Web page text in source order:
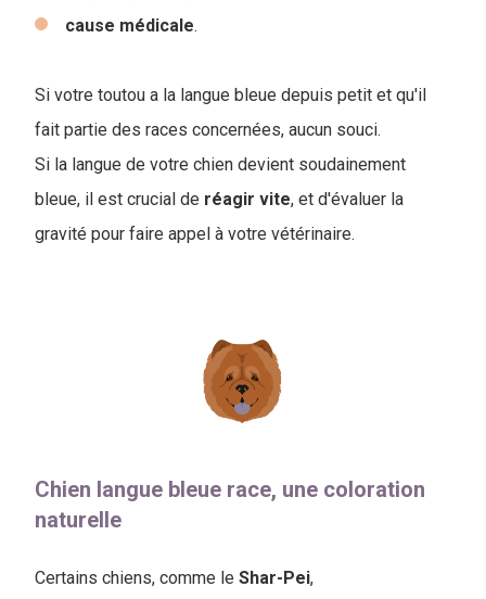
cause médicale.
Si votre toutou a la langue bleue depuis petit et qu'il
fait partie des races concernées, aucun souci.
Si la langue de votre chien devient soudainement
bleue, il est crucial de réagir vite, et d'évaluer la
gravité pour faire appel à votre vétérinaire.
Chien langue bleue race, une coloration
naturelle
Certains chiens, comme le Shar-Pei,